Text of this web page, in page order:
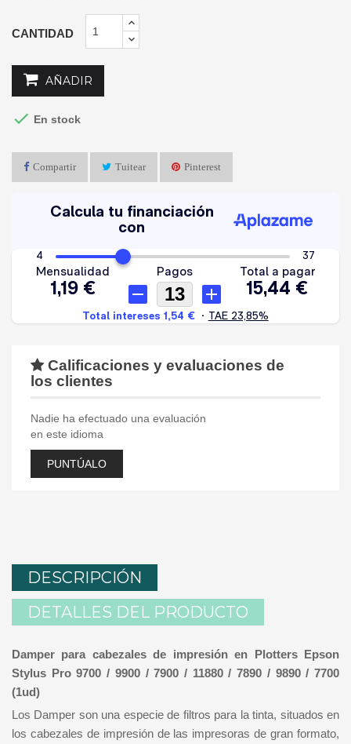
CANTIDAD
AÑADIR
 En stock
Compartir Tuitear Pinterest
Calificaciones y evaluaciones de
los clientes
Nadie ha efectuado una evaluación
en este idioma
PUNTÚALO
DESCRIPCIÓN
DETALLES DEL PRODUCTO
Damper para cabezales de impresión en Plotters Epson
Stylus Pro 9700 / 9900 / 7900 / 11880 / 7890 / 9890 / 7700
(1ud)
Los Damper son una especie de filtros para la tinta, situados en
los cabezales de impresión de las impresoras de gran formato,